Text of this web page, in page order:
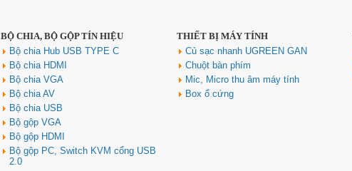
BỘ CHIA, BỘ GỘP TÍN HIỆU
Bộ chia Hub USB TYPE C
Bộ chia HDMI
Bộ chia VGA
Bộ chia AV
Bộ chia USB
Bộ gộp VGA
Bộ gộp HDMI
Bộ gộp PC, Switch KVM cổng USB
2.0
THIẾT BỊ MÁY TÍNH
Củ sạc nhanh UGREEN GAN
Chuột bàn phím
Mic, Micro thu âm máy tính
Box ổ cứng